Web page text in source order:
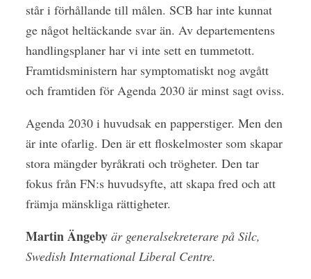
står i förhållande till målen. SCB har inte kunnat
ge något heltäckande svar än. Av departementens
handlingsplaner har vi inte sett en tummetott.
Framtidsministern har symptomatiskt nog avgått
och framtiden för Agenda 2030 är minst sagt oviss.
Agenda 2030 i huvudsak en papperstiger. Men den
är inte ofarlig. Den är ett floskelmoster som skapar
stora mängder byråkrati och trögheter. Den tar
fokus från FN:s huvudsyfte, att skapa fred och att
främja mänskliga rättigheter.
Martin Ängeby är generalsekreterare på Silc,
Swedish International Liberal Centre.